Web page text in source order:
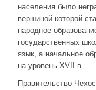
населения было
вершиной которой
народное
государственных
язык, а начальное
на уровень XVII в.
Правительство